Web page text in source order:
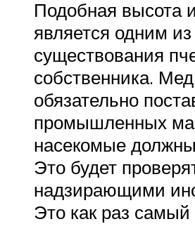
Подобная высота
является одним
существования
собственника.
обязательно
промышленных
насекомые
Это будет
надзирающими
Это как раз самый